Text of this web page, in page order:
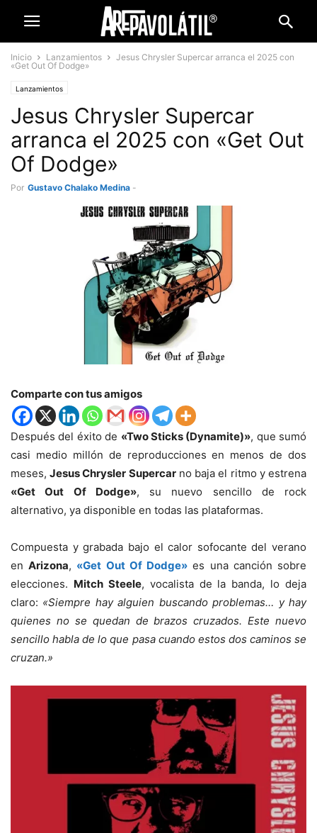
Inicio Lanzamientos
Jesus Chrysler Supercar arranca el 2025 con
«Get Out Of Dodge»
Lanzamientos
Jesus Chrysler Supercar
arranca el 2025 con «Get Out
Of Dodge»
Por Gustavo Chalako Medina -
Comparte con tus amigos
Después del éxito de «Two Sticks (Dynamite)», que sumó
casi medio millón de reproducciones en menos de dos
meses,Jesus Chrysler Supercarno baja el ritmo y estrena
«Get Out Of Dodge», su nuevo sencillo de rock
alternativo, ya disponible en todas las plataformas.
Compuesta y grabada bajo el calor sofocante del verano
enArizona, «Get Out Of Dodge» es una canción sobre
elecciones. Mitch Steele, vocalista de la banda, lo deja
claro: «Siempre hay alguien buscando problemas… y hay
quienes no se quedan de brazos cruzados. Este nuevo
sencillo habla de lo que pasa cuando estos dos caminos se
cruzan.»